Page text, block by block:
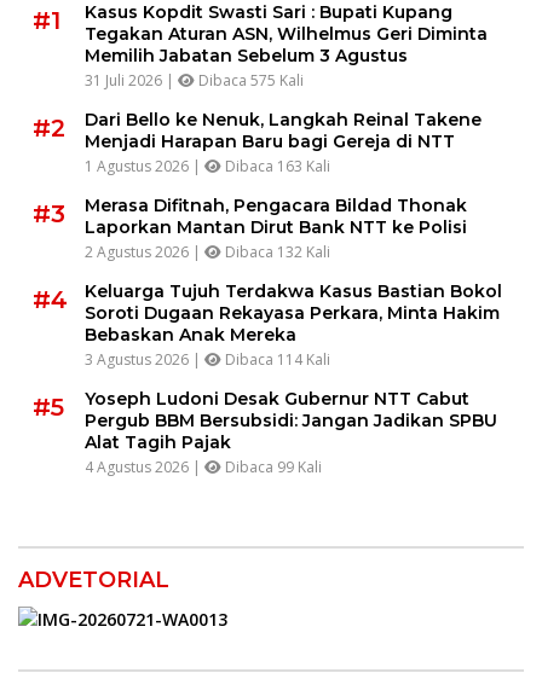
#1
Kasus Kopdit Swasti Sari : Bupati Kupang
Tegakan Aturan ASN, Wilhelmus Geri Diminta
Memilih Jabatan Sebelum 3 Agustus
31 Juli 2026 | Dibaca 575 Kali
#2
Dari Bello ke Nenuk, Langkah Reinal Takene
Menjadi Harapan Baru bagi Gereja di NTT
1 Agustus 2026 | Dibaca 163 Kali
#3
Merasa Difitnah, Pengacara Bildad Thonak
Laporkan Mantan Dirut Bank NTT ke Polisi
2 Agustus 2026 | Dibaca 132 Kali
#4
Keluarga Tujuh Terdakwa Kasus Bastian Bokol
Soroti Dugaan Rekayasa Perkara, Minta Hakim
Bebaskan Anak Mereka
3 Agustus 2026 | Dibaca 114 Kali
#5
Yoseph Ludoni Desak Gubernur NTT Cabut
Pergub BBM Bersubsidi: Jangan Jadikan SPBU
Alat Tagih Pajak
4 Agustus 2026 | Dibaca 99 Kali
ADVETORIAL